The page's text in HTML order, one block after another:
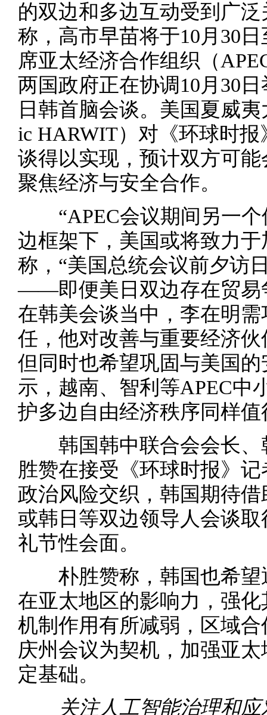
的双边和多边互动受到广
称，高市早苗将于10月30
席亚太经济合作组织（
两国政府正在协调10月30
日韩首脑会谈。美国夏威
ic HARWIT）对《环球时
谈得以实现，预计双方可
聚焦经济与安全合作。
“APEC会议期间另一个
边框架下，美国或将致力
称，“美国总统会议前夕访
——即便美日双边存在贸易
在韩美会谈当中，李在明
任，他对改善与重要经济
但同时也希望巩固与美国
示，越南、智利等APEC中
护多边自由经济秩序同样值
韩国韩中联合会会长、
胜赞在接受《环球时报》
政治风险交织，韩国期待
或韩日等双边领导人会谈
礼节性会面。
朴胜赞称，韩国也希望
在亚太地区的影响力，强
机制作用有所减弱，区域
庆州会议为契机，加强亚
定基础。
关注人工智能治理和